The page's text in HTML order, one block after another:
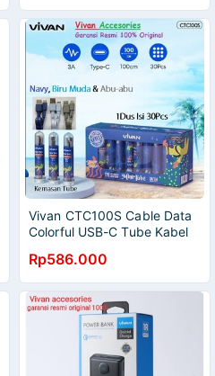
Vivan CTC100S Cable Data
Colorful USB-C Tube Kabel
Rp586.000